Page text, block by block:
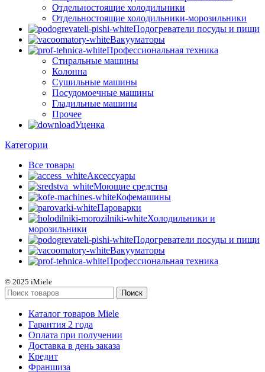
Отдельностоящие холодильники
Отдельностоящие холодильники-морозильники
Подогреватели посуды и пищи
Вакууматоры
Профессиональная техника
Стиральные машины
Колонна
Сушильные машины
Посудомоечные машины
Гладильные машины
Прочее
Уценка
Категории
Все товары
Аксессуары
Моющие средства
Кофемашины
Пароварки
Холодильники и
морозильники
Подогреватели посуды и пищи
Вакууматоры
Профессиональная техника
© 2025 iMiele
Поиск
Каталог товаров Miele
Гарантия 2 года
Оплата при получении
Доставка в день заказа
Кредит
Франшиза